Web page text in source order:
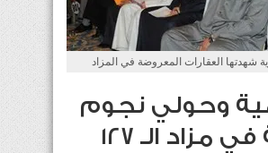
شهدتها العقارات المعروضة في المزاد
وحولي نجوم
عقارية في مزاد الـ 127